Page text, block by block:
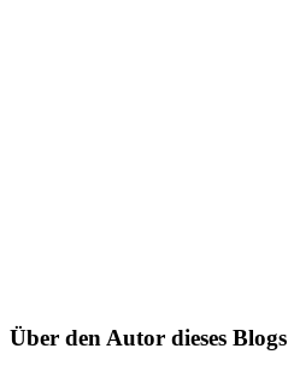
Über den Autor dieses Blogs